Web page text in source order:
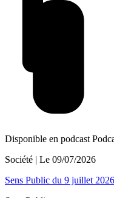
Disponible en podcast
Société | Le 09/07/2026
Sens Public du 9 juillet 2026